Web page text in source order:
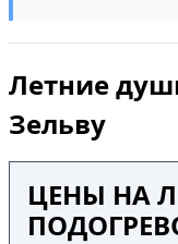
Летние
Зельву
ЦЕНЫ НА